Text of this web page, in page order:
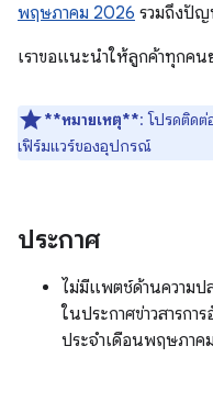
พฤษภาคม 2026 รวมถึงปัญ
เราขอแนะนำให้ลูกค้าทุกค
**หมายเหตุ**: โปรดติด
เฟิร์มแวร์ของอุปกรณ์
ประกาศ
ไม่มีแพตช์ด้านความ
ในประกาศข่าวสารก
ประจำเดือนพฤษภาค